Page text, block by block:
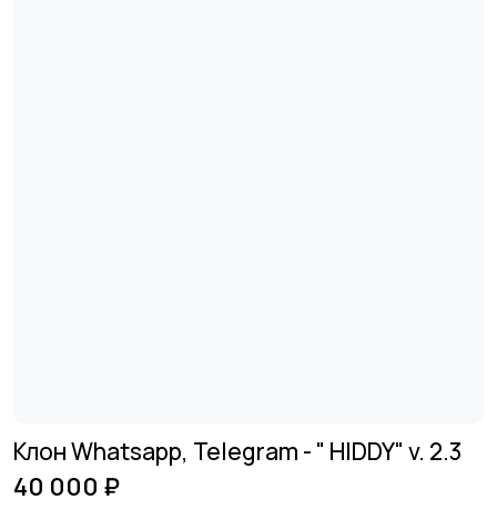
Клон Whatsapp, Telegram - " HIDDY" v. 2.3
40 000 ₽